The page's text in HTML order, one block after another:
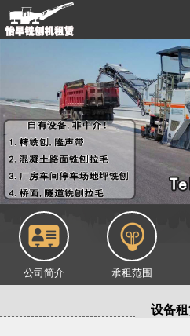
公司简介 承租范围
设备